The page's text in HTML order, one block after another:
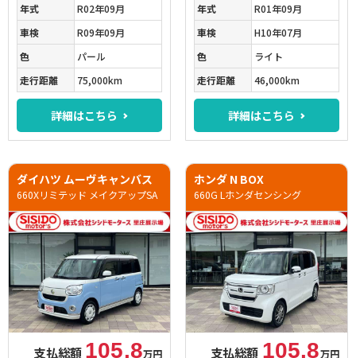
年式
R02年09月
車検
R09年09月
色
パール
走行距離
75,000km
詳細はこちら
年式
R01年09月
車検
H10年07月
色
ライト
走行距離
46,000km
詳細はこちら
ダイハツ ムーヴキャンバス
660Xリミテッド メイクアップSA
支払総額 105.8万円
ホンダ N BOX
660G Lホンダセンシング
支払総額 105.8万円